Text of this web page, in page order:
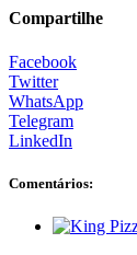
Compartilhe
Facebook
Twitter
WhatsApp
Telegram
LinkedIn
Comentários: